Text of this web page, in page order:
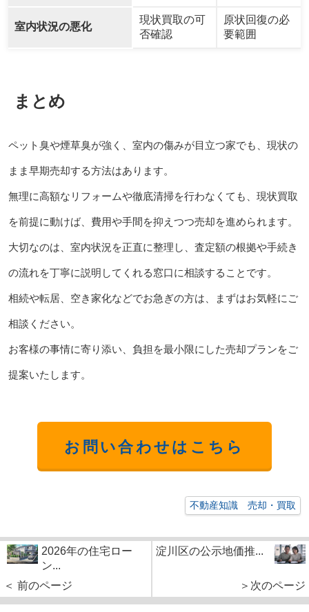
室内状況の悪化
現状買取の可
否確認
原状回復の必
要範囲
まとめ
ペット臭や煙草臭が強く、室内の傷みが目立つ家でも、現状の
まま早期売却する方法はあります。
無理に高額なリフォームや徹底清掃を行わなくても、現状買取
を前提に動けば、費用や手間を抑えつつ売却を進められます。
大切なのは、室内状況を正直に整理し、査定額の根拠や手続き
の流れを丁寧に説明してくれる窓口に相談することです。
相続や転居、空き家化などでお急ぎの方は、まずはお気軽にご
相談ください。
お客様の事情に寄り添い、負担を最小限にした売却プランをご
提案いたします。
お問い合わせはこちら
不動産知識 売却・買取
2026年の住宅ロー
ン...
＜ 前のページ
淀川区の公示地価推...
＞次のページ